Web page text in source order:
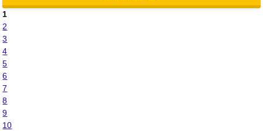
1
2
3
4
5
6
7
8
9
10